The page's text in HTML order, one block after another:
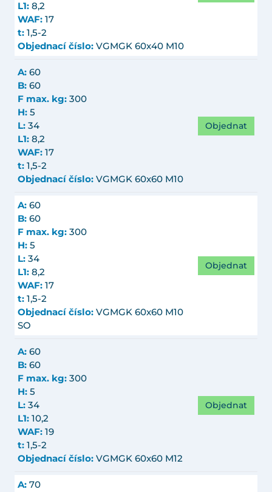
L1: 8,2
WAF: 17
t: 1,5-2
Objednací číslo: VGMGK 60x40 M10
A: 60
B: 60
F max. kg: 300
H: 5
L: 34
L1: 8,2
WAF: 17
t: 1,5-2
Objednací číslo: VGMGK 60x60 M10
Objednat
A: 60
B: 60
F max. kg: 300
H: 5
L: 34
L1: 8,2
WAF: 17
t: 1,5-2
Objednací číslo: VGMGK 60x60 M10
SO
Objednat
A: 60
B: 60
F max. kg: 300
H: 5
L: 34
L1: 10,2
WAF: 19
t: 1,5-2
Objednací číslo: VGMGK 60x60 M12
Objednat
A: 70